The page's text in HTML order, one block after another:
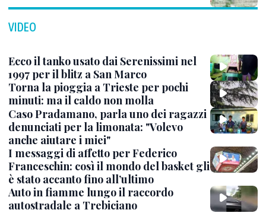
VIDEO
Ecco il tanko usato dai Serenissimi nel
1997 per il blitz a San Marco
Torna la pioggia a Trieste per pochi
minuti: ma il caldo non molla
Caso Pradamano, parla uno dei ragazzi
denunciati per la limonata: "Volevo
anche aiutare i miei"
I messaggi di affetto per Federico
Franceschin: così il mondo del basket gli
è stato accanto fino all’ultimo
Auto in fiamme lungo il raccordo
autostradale a Trebiciano